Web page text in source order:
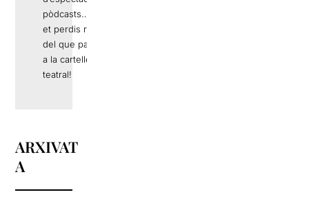
pòdcasts… No
et perdis res
del que passa
a la cartellera
teatral!
ARXIVAT
A